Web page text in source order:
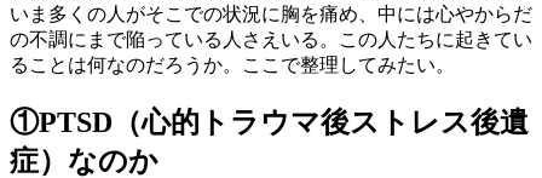
いま多くの人がそこでの状況に胸を痛め、中には心やからだ
の不調にまで陥っている人さえいる。この人たちに起きてい
ることは何なのだろうか。ここで整理してみたい。
①PTSD（心的トラウマ後ストレス後遺
症）なのか